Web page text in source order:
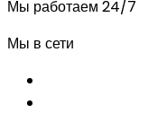
Мы работаем 24/7
Мы в сети